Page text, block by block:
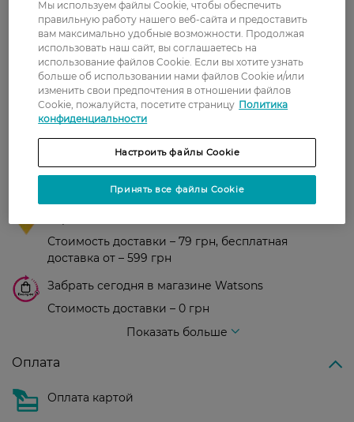
0
З 0 відгуків
0 відгуків
Доставка
Новая почта
В отделение Новой почты - 99 грн, бесплатно
Стоимость доставки – 79 грн, бесплатная
доставка от – 599 грн
Забрать сегодня в магазине Watsons
Стоимость доставки – 0 грн
Показать больше
Оплата
Оплата картой
Мы используем файлы Cookie, чтобы обеспечить
правильную работу нашего веб-сайта и предоставить
вам максимально удобные возможности. Продолжая
использовать наш сайт, вы соглашаетесь на
использование файлов Cookie. Если вы хотите узнать
больше об использовании нами файлов Cookie и/или
изменить свои предпочтения в отношении файлов
Cookie, пожалуйста, посетите страницу Политика
конфиденциальности
Настроить файлы Cookie
Принять все файлы Cookie